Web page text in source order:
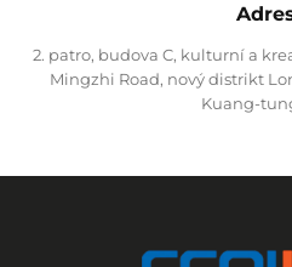
2. patro, budova C, kulturní a
Mingzhi Road, nový distrikt
Kuang-